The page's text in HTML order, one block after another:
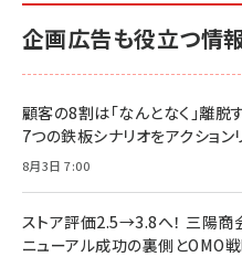
企画広告も役立つ情報
顧客の8割は「なんとなく」離脱
7つの鉄板シナリオをアクション
8月3日 7:00
ストア評価2.5→3.8へ！ 三陽商会
ニューアル成功の裏側とOMO